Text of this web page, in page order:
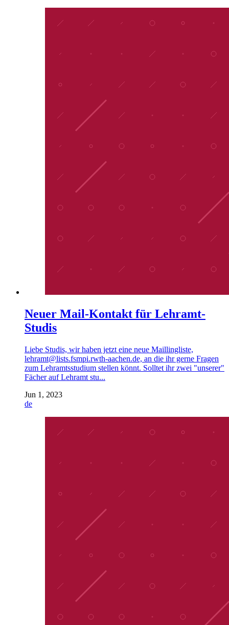
Neuer Mail-Kontakt für Lehramt-
Studis
Liebe Studis, wir haben jetzt eine neue Maillingliste,
lehramt@lists.fsmpi.rwth-aachen.de, an die ihr gerne Fragen
zum Lehramtsstudium stellen könnt. Solltet ihr zwei "unserer"
Fächer auf Lehramt stu...
Jun 1, 2023
de